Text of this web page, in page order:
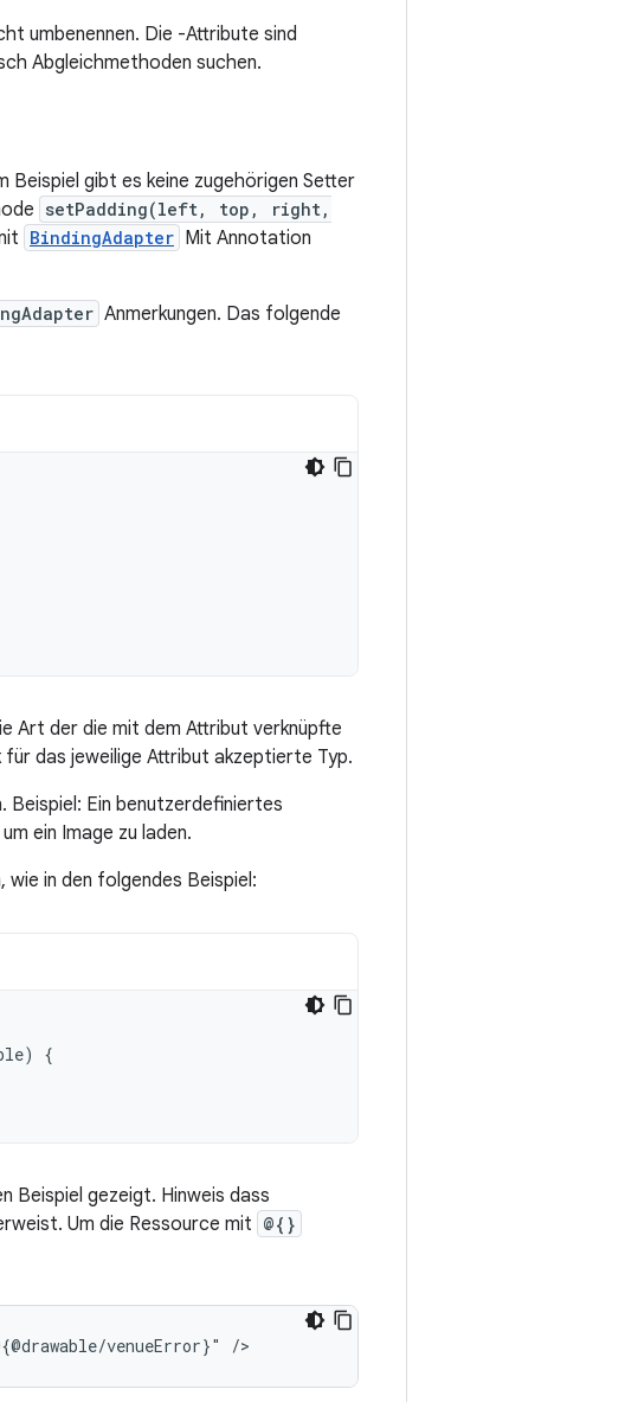
umbenennen. Die -Attribute sind
Abgleichmethoden suchen.
Beispiel gibt es keine zugehörigen Setter
setPadding(left, top, right,
BindingAdapter Mit Annotation
Anmerkungen. Das folgende
Art der die mit dem Attribut verknüpfte
das jeweilige Attribut akzeptierte Typ.
Beispiel: Ein benutzerdefiniertes
ein Image zu laden.
in den folgendes Beispiel:
)
{
Beispiel gezeigt. Hinweis dass
Um die Ressource mit @{}
venueError}"